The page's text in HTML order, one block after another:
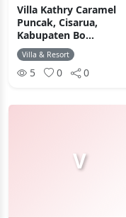
Villa Kathry Caramel
Puncak, Cisarua,
Kabupaten Bo...
Villa & Resort
5 0 0
V